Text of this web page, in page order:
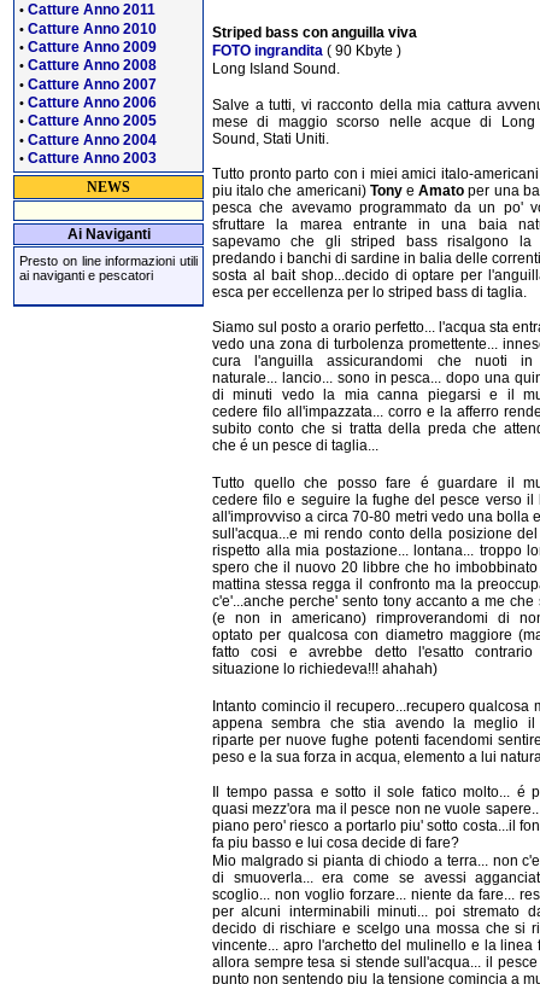
• Catture Anno 2011
• Catture Anno 2010
• Catture Anno 2009
• Catture Anno 2008
• Catture Anno 2007
• Catture Anno 2006
• Catture Anno 2005
• Catture Anno 2004
• Catture Anno 2003
NEWS
Ai Naviganti
Presto on line informazioni utili
ai naviganti e pescatori
Striped bass con anguilla viva
FOTO ingrandita ( 90 Kbyte )
Long Island Sound.
Salve a tutti, vi racconto della mia cattura
mese di maggio scorso nelle acque di Long
Sound, Stati Uniti.
Tutto pronto parto con i miei amici italo-
piu italo che americani) TonyeAmato per una
pesca che avevamo programmato da un po'
sfruttare la marea entrante in una baia
sapevamo che gli striped bass risalgono la
predando i banchi di sardine in balia delle
sosta al bait shop...decido di optare per
esca per eccellenza per lo striped bass di taglia.
Siamo sul posto a orario perfetto... l'acqua sta
vedo una zona di turbolenza promettente...
cura l'anguilla assicurandomi che nuoti in
naturale... lancio... sono in pesca... dopo una
di minuti vedo la mia canna piegarsi e il
cedere filo all'impazzata... corro e la afferro
subito conto che si tratta della preda che
che é un pesce di taglia...
Tutto quello che posso fare é guardare il
cedere filo e seguire la fughe del pesce verso il
all'improvviso a circa 70-80 metri vedo una bolla
sull'acqua...e mi rendo conto della posizione
rispetto alla mia postazione... lontana... troppo
spero che il nuovo 20 libbre che ho
mattina stessa regga il confronto ma la
c'e'...anche perche' sento tony accanto a me che
(e non in americano) rimproverandomi di
optato per qualcosa con diametro maggiore
fatto cosi e avrebbe detto l'esatto
situazione lo richiedeva!!! ahahah)
Intanto comincio il recupero...recupero qualcosa
appena sembra che stia avendo la meglio il
riparte per nuove fughe potenti facendomi
peso e la sua forza in acqua, elemento a lui
Il tempo passa e sotto il sole fatico molto... é
quasi mezz'ora ma il pesce non ne vuole
piano pero' riesco a portarlo piu' sotto costa...il
fa piu basso e lui cosa decide di fare?
Mio malgrado si pianta di chiodo a terra... non
di smuoverla... era come se avessi
scoglio... non voglio forzare... niente da fare...
per alcuni interminabili minuti... poi stremato
decido di rischiare e scelgo una mossa che si
vincente... apro l'archetto del mulinello e la linea
allora sempre tesa si stende sull'acqua... il
punto non sentendo piu la tensione comincia a